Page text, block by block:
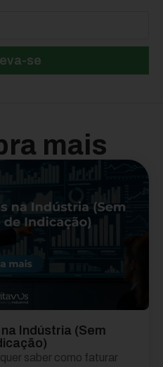
se
mais
Indústria (Sem
saber como faturar